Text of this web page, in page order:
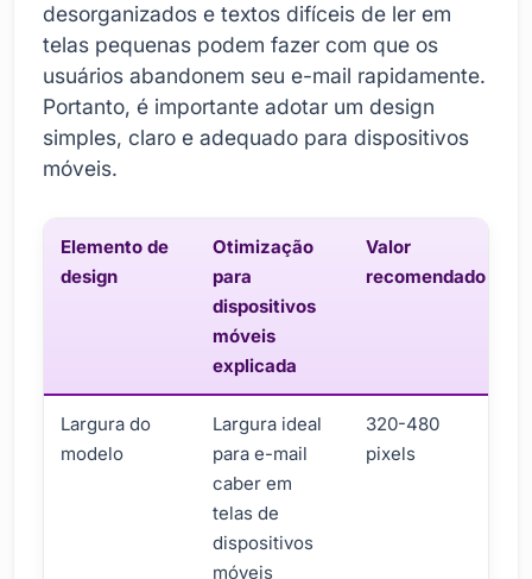
desorganizados e textos difíceis de ler em
telas pequenas podem fazer com que os
usuários abandonem seu e-mail rapidamente.
Portanto, é importante adotar um design
simples, claro e adequado para dispositivos
móveis.
Elemento de
design
Otimização
para
dispositivos
móveis
explicada
Valor
recomendado
Largura do
modelo
Largura ideal
para e-mail
caber em
telas de
dispositivos
móveis
320-480
pixels